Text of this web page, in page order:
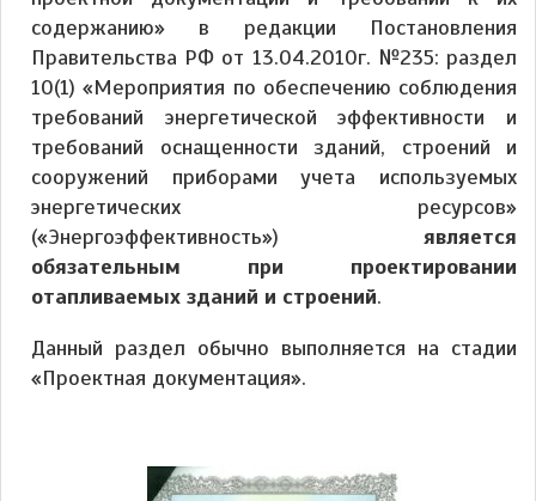
содержанию» в редакции Постановления
Правительства РФ от 13.04.2010г. №235: раздел
10(1) «Мероприятия по обеспечению соблюдения
требований энергетической эффективности и
требований оснащенности зданий, строений и
сооружений приборами учета используемых
энергетических ресурсов»
(«Энергоэффективность») является
обязательным при проектировании
отапливаемых зданий и строений.
Данный раздел обычно выполняется на стадии
«Проектная документация».